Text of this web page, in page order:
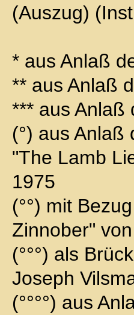
(Auszug)
* aus Anlaß
** aus Anlaß
*** aus Anlaß
(°) aus Anlaß
"The Lamb
1975
(°°) mit
Zinnober"
(°°°) als
Joseph
(°°°°) aus